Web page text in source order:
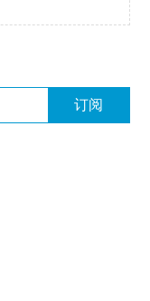
订阅